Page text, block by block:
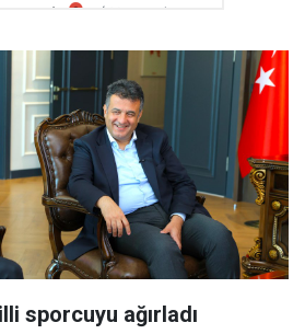
sporcuyu ağırladı